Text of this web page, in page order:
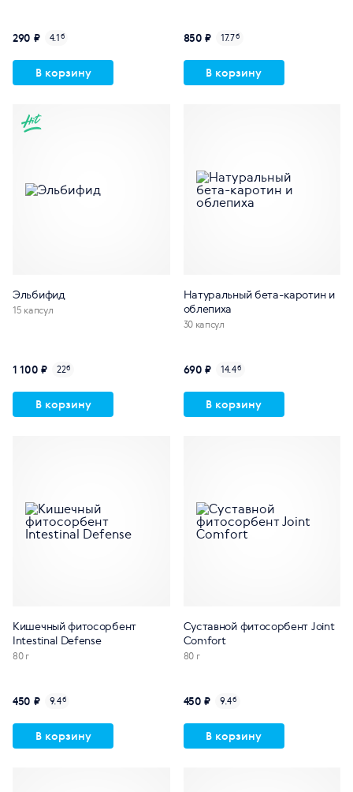
290 ₽ 4.1б
В корзину
850 ₽ 17.7б
В корзину
Эльбифид
15 капсул
1 100 ₽ 22б
В корзину
Натуральный бета-каротин и
облепиха
30 капсул
690 ₽ 14.4б
В корзину
Кишечный фитосорбент
Intestinal Defense
80 г
450 ₽ 9.4б
В корзину
Суставной фитосорбент Joint
Comfort
80 г
450 ₽ 9.4б
В корзину